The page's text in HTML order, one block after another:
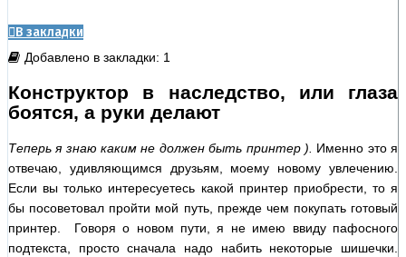
В закладки
Добавлено в закладки: 1
Конструктор в наследство, или глаза
боятся, а руки делают
Теперь я знаю каким не должен быть принтер ). Именно это я
отвечаю, удивляющимся друзьям, моему новому увлечению.
Если вы только интересуетесь какой принтер приобрести, то я
бы посоветовал пройти мой путь, прежде чем покупать готовый
принтер. Говоря о новом пути, я не имею ввиду пафосного
подтекста, просто сначала надо набить некоторые шишечки.